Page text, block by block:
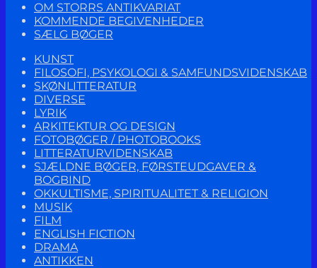
OM STORRS ANTIKVARIAT
KOMMENDE BEGIVENHEDER
SÆLG BØGER
KUNST
FILOSOFI, PSYKOLOGI & SAMFUNDSVIDENSKAB
SKØNLITTERATUR
DIVERSE
LYRIK
ARKITEKTUR OG DESIGN
FOTOBØGER / PHOTOBOOKS
LITTERATURVIDENSKAB
SJÆLDNE BØGER, FØRSTEUDGAVER &
BOGBIND
OKKULTISME, SPIRITUALITET & RELIGION
MUSIK
FILM
ENGLISH FICTION
DRAMA
ANTIKKEN